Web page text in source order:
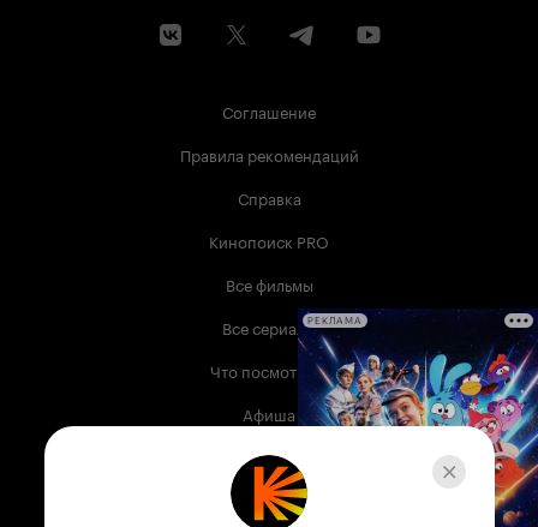
Соглашение
Правила рекомендаций
Справка
Кинопоиск PRO
Все фильмы
Все сериалы
Что посмотреть
Афиша
Музыка
Телепрограмма
РЕКЛАМА